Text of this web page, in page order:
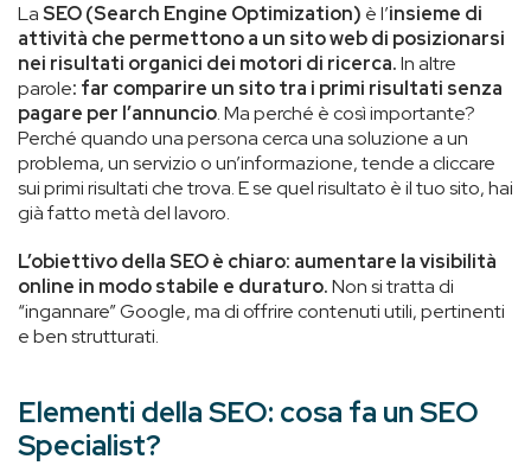
LaSEO (Search Engine Optimization) è l’insieme di
attività che permettono a un sito web di posizionarsi
nei risultati organici dei motori di ricerca.In altre
parole: far comparire un sito tra i primi risultati senza
pagare per l’annuncio. Ma perché è così importante?
Perché quando una persona cerca una soluzione a un
problema, un servizio o un’informazione, tende a cliccare
sui primi risultati che trova. E se quel risultato è il tuo sito, hai
già fatto metà del lavoro.
L’obiettivo della SEO è chiaro: aumentare la visibilità
online in modo stabile e duraturo.Non si tratta di
“ingannare” Google, ma di offrire contenuti utili, pertinenti
e ben strutturati.
Elementi della SEO: cosa fa un SEO
Specialist?